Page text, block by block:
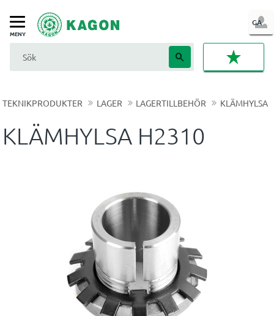
Meny
GA
IN
TEKNIKPRODUKTER LAGER LAGERTILLBEHÖR KLÄMHYLSA
KLÄMHYLSA H2310